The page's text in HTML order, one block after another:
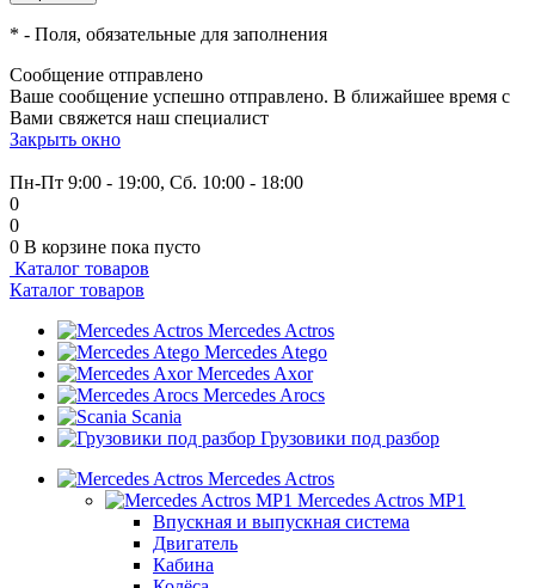
* - Поля, обязательные для заполнения
Сообщение отправлено
Ваше сообщение успешно отправлено. В ближайшее время с
Вами свяжется наш специалист
Закрыть окно
Пн-Пт 9:00 - 19:00, Сб. 10:00 - 18:00
0
0
0 В корзине пока пусто
Каталог товаров
Каталог товаров
Mercedes Actros
Mercedes Atego
Mercedes Axor
Mercedes Arocs
Scania
Грузовики под разбор
Mercedes Actros
Mercedes Actros MP1
Впускная и выпускная система
Двигатель
Кабина